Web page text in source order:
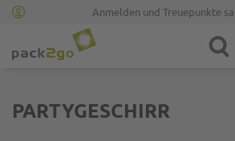
Anmelden und Treuepunkte
PARTYGESCHIRR